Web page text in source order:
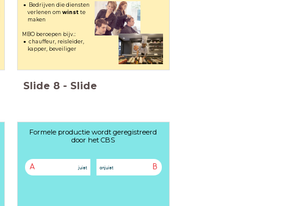
Bedrijven die diensten
verlenen om winst te
maken
MBO beroepen bijv.:
chauffeur, reisleider,
kapper, beveiliger
Slide 8 - Slide
Formele productie wordt geregistreerd
door het CBS
A juist B
onjuist